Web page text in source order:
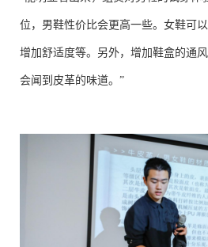
位，男鞋性价比会更高一些。女鞋可
增加舒适度等。另外，增加鞋盒的通
会闻到皮革的味道。”